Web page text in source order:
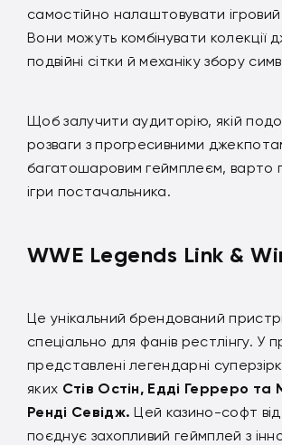
самостійно налаштовувати
Вони можуть комбінувати колекції
подвійні сітки й механіку збору
Щоб залучити аудиторію, якій
розваги з прогресивними
багатошаровим геймплеєм, варто
ігри постачальника.
WWE Legends Link &
Це унікальний брендований
спеціально для фанів рестлінгу. У
представлені легендарні
яких Стів Остін, Едді Герреро
Ренді Севідж. Цей казино-софт
поєднує захопливий геймплей з